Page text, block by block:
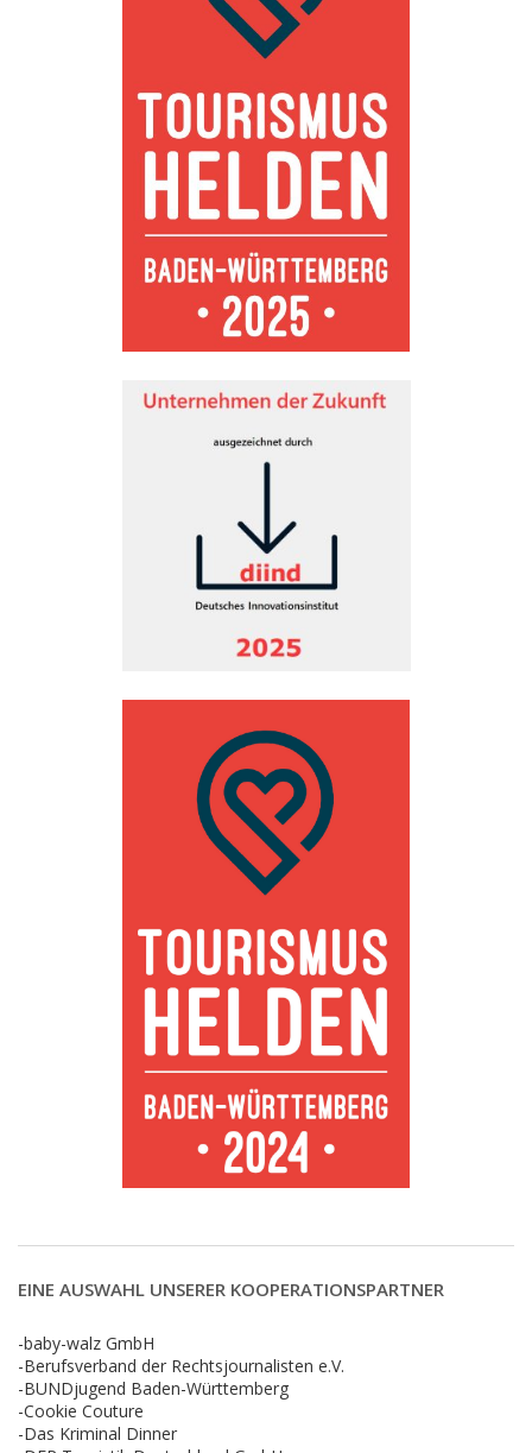
EINE AUSWAHL UNSERER KOOPERATIONSPARTNER
-baby-walz GmbH
-Berufsverband der Rechtsjournalisten e.V.
-BUNDjugend Baden-Württemberg
-Cookie Couture
-Das Kriminal Dinner